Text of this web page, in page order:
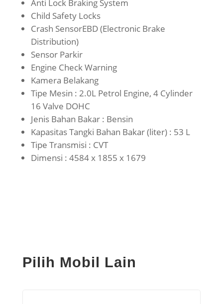
Anti Lock Braking System
Child Safety Locks
Crash SensorEBD (Electronic Brake
Distribution)
Sensor Parkir
Engine Check Warning
Kamera Belakang
Tipe Mesin : 2.0L Petrol Engine, 4 Cylinder
16 Valve DOHC
Jenis Bahan Bakar : Bensin
Kapasitas Tangki Bahan Bakar (liter) : 53 L
Tipe Transmisi : CVT
Dimensi : 4584 x 1855 x 1679
Pilih Mobil Lain